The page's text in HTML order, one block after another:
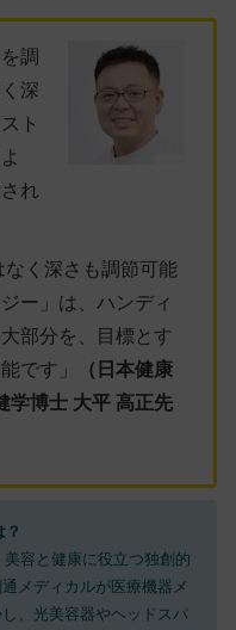
調
深
ト
れ
なく深さも調節可能
ー」は、ハンディ
部分を、目標とす
です」
（日本健康
学博士 大平 高正先
？
容と健康に役立つ独創的
メディカルが医療機器メ
、光美容器やヘッドスパ